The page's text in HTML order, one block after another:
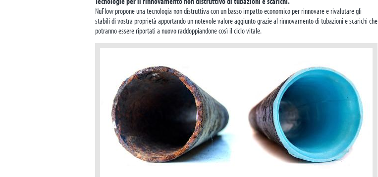
NuFlow propone una tecnologia non distruttiva con un basso impatto economico per rinnovare e rivalutare gli
stabili di vostra proprietà apportando un notevole valore aggiunto grazie al rinnovamento di tubazioni e scarichi che
potranno essere riportati a nuovo raddoppiandone così il ciclo vitale.